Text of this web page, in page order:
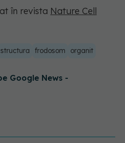
în revista Nature Cell
structura frodosom organit
Google News -